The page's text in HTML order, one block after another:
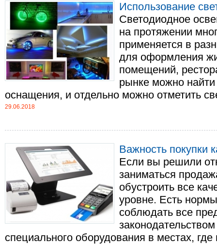
Использование
Светодиодное
на протяжении
применяется в
для оформления
помещений,
рынке можно найти
оснащения, и отдельно можно отметить
29.06.2018
Важность покупки
Если вы решили
заниматься
обустроить все
уровне. Есть
соблюдать все
специального оборудования в местах, где